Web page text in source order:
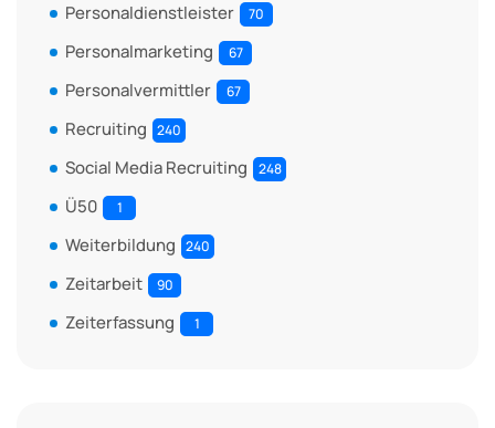
Personaldienstleister 70
Personalmarketing 67
Personalvermittler 67
Recruiting 240
Social Media Recruiting 248
Ü50 1
Weiterbildung 240
Zeitarbeit 90
Zeiterfassung 1